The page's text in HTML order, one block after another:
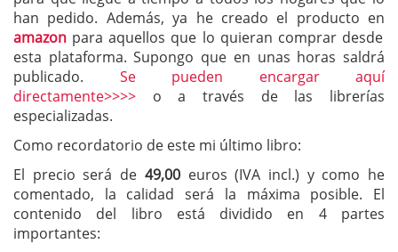
han pedido. Además, ya he creado el producto en
amazon para aquellos que lo quieran comprar desde
esta plataforma. Supongo que en unas horas saldrá
publicado. Se pueden encargar aquí
directamente>>>> o a través de las librerías
especializadas.
Como recordatorio de este mi último libro:
El precio será de 49,00euros (IVA incl.) y como he
comentado, la calidad será la máxima posible. El
contenido del libro está dividido en 4 partes
importantes: